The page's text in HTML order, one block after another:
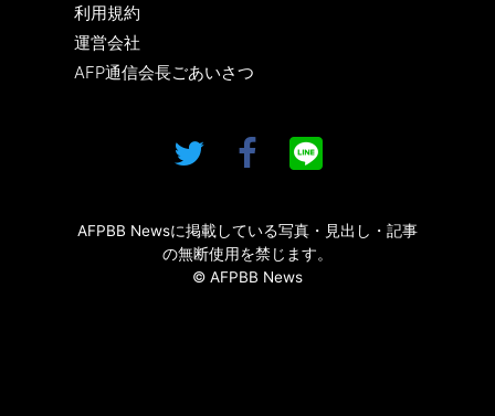
利用規約
運営会社
AFP通信会長ごあいさつ
AFPBB Newsに掲載している写真・見出し・記事
の無断使用を禁じます。
© AFPBB News